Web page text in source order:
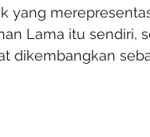
yang
Lama itu sendiri,
dikembangkan